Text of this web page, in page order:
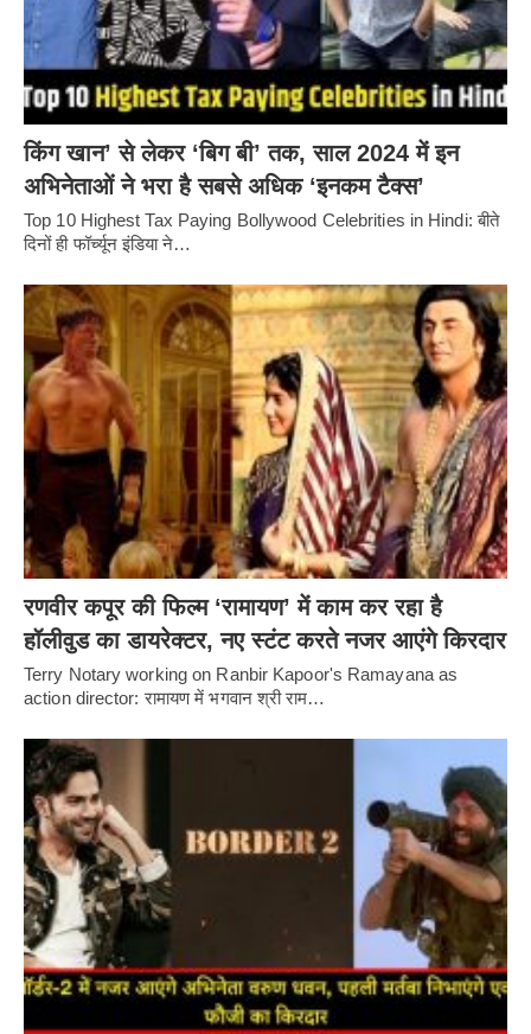
किंग खान’ से लेकर ‘बिग बी’ तक, साल 2024 में इन
अभिनेताओं ने भरा है सबसे अधिक ‘इनकम टैक्स’
Top 10 Highest Tax Paying Bollywood Celebrities in Hindi: बीते
दिनों ही फॉर्च्यून इंडिया ने…
रणवीर कपूर की फिल्म ‘रामायण’ में काम कर रहा है
हॉलीवुड का डायरेक्टर, नए स्टंट करते नजर आएंगे किरदार
Terry Notary working on Ranbir Kapoor's Ramayana as
action director: रामायण में भगवान श्री राम…